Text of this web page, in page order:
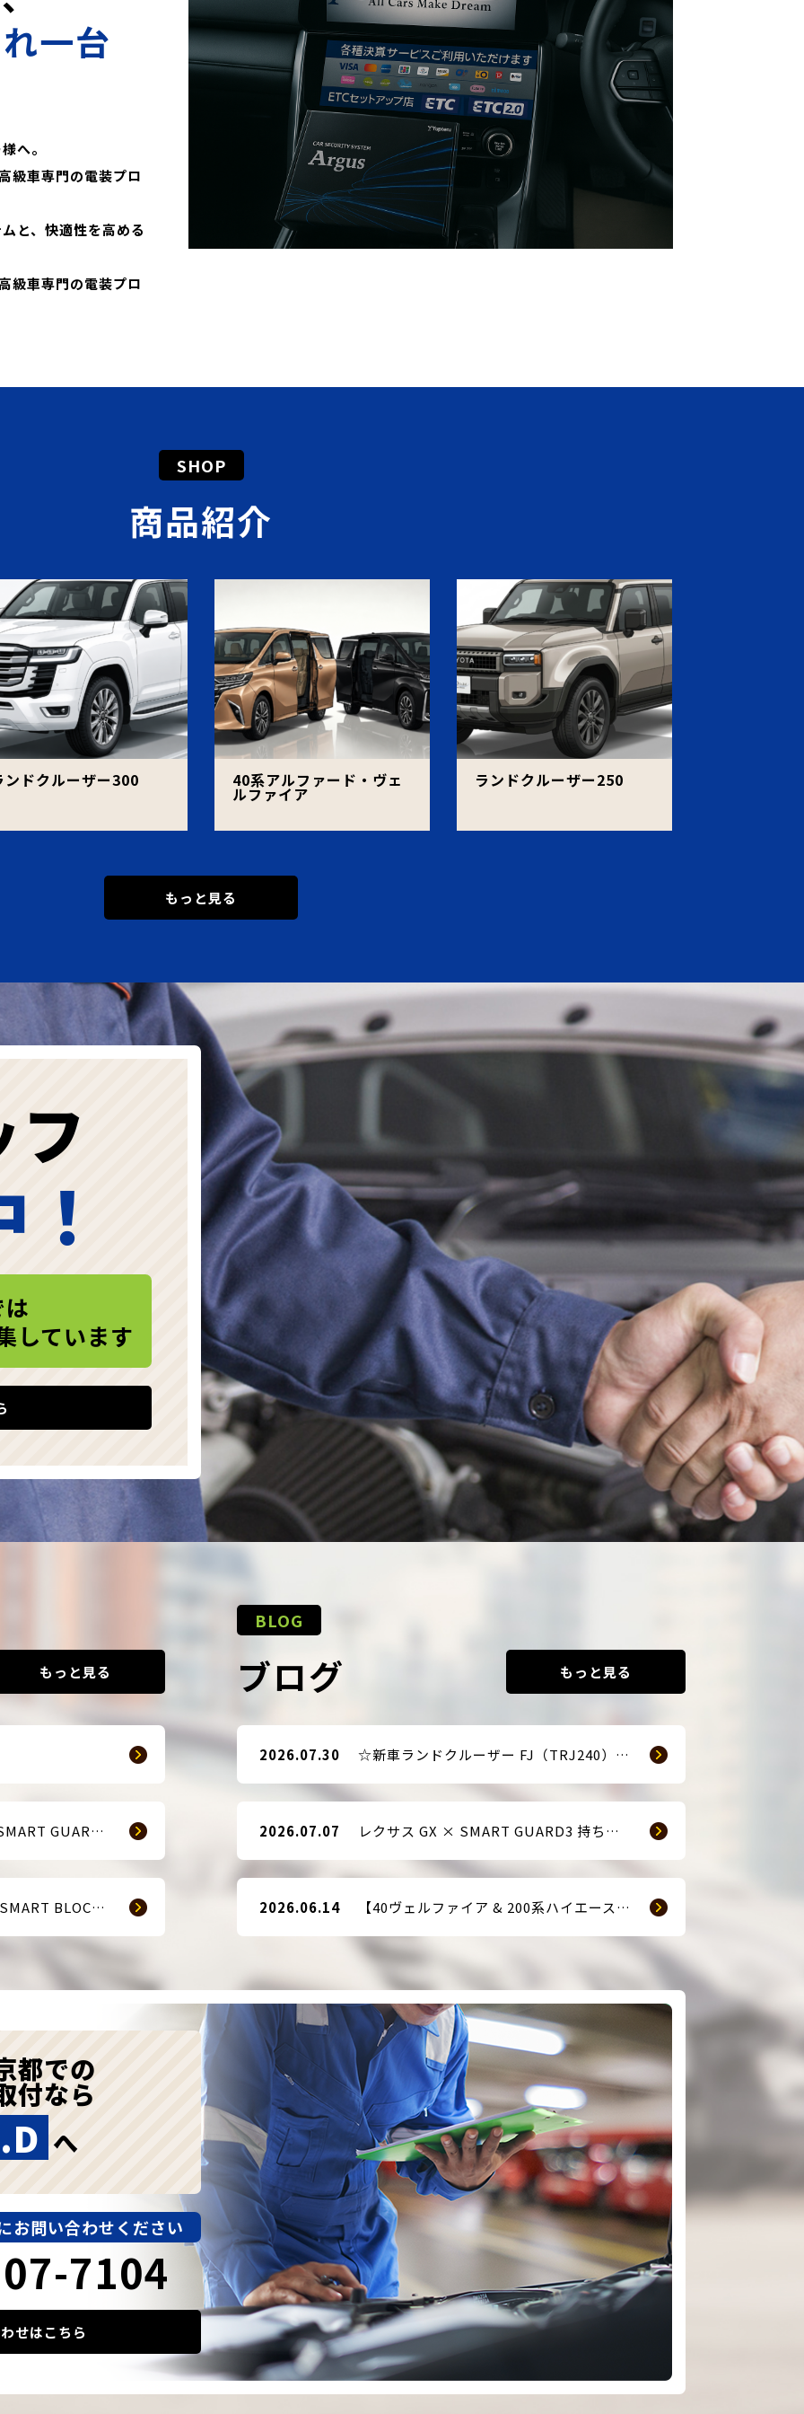
一台
へ。
級車専門の電装プロ
と、快適性を高める
級車専門の電装プロ
SHOP
商品紹介
ンドクルーザー300 40系アルファード・ヴェ
ルファイア
ランドクルーザー250
もっと見る
しています
もっと見る
【販売開始のお知らせ】SMART GUARD 3
【販売開始のお知らせ】 SMART BLOCKER 2nd-Edition Plus
BLOG
ブログ もっと見る
2026.07.30 ☆新車ランドクルーザー FJ（TRJ240） × Argus D1 & 前後ドライブレコーダー取付☆
2026.07.07 レクサス GX × SMART GUARD3 持ち込み取付
2026.06.14 【40ヴェルファイア & 200系ハイエース(9型) 新車2台へ SMART GUARD3取付】
都での
付なら
へ
お問い合わせください
7104
せはこちら